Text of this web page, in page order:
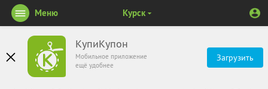
КупиКупон
Мобильное приложение
ещё удобнее
Загрузить
Меню Курск